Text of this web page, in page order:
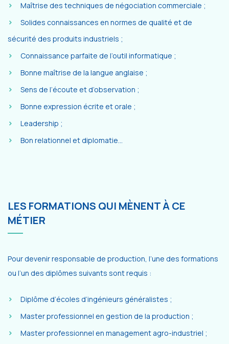
Maîtrise des techniques de négociation commerciale ;
Solides connaissances en normes de qualité et de
sécurité des produits industriels ;
Connaissance parfaite de l’outil informatique ;
Bonne maîtrise de la langue anglaise ;
Sens de l’écoute et d’observation ;
Bonne expression écrite et orale ;
Leadership ;
Bon relationnel et diplomatie…
LES FORMATIONS QUI MÈNENT À CE
MÉTIER
Pour devenir responsable de production, l’une des formations
ou l’un des diplômes suivants sont requis :
Diplôme d’écoles d’ingénieurs généralistes ;
Master professionnel en gestion de la production ;
Master professionnel en management agro-industriel ;